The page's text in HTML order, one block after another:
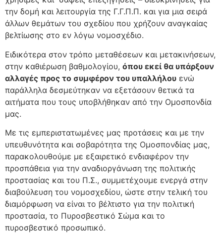
την δομή και λειτουργία της Γ.Γ.Π.Π. και για μια σειρά
άλλων θεμάτων του σχεδίου που χρήζουν αναγκαίας
βελτίωσης στο εν λόγω νομοσχέδιο.
Ειδικότερα στον τρόπο μεταθέσεων και μετακινήσεων,
στην καθιέρωση βαθμολογίου, όπου εκεί θα υπάρξουν
αλλαγές προς το συμφέρον του υπαλλήλου ενώ
παράλληλα δεσμεύτηκαν να εξετάσουν θετικά τα
αιτήματα που τους υποβλήθηκαν από την Ομοσπονδία
μας.
Με τις εμπεριστατωμένες μας προτάσεις και με την
υπευθυνότητα και σοβαρότητα της Ομοσπονδίας μας,
παρακολουθούμε με εξαιρετικό ενδιαφέρον την
προσπάθεια για την αναδιοργάνωση της πολιτικής
προστασίας και του Π.Σ., συμμετέχουμε ενεργά στην
διαβούλευση του νομοσχεδίου, ώστε στην τελική του
διαμόρφωση να είναι το βέλτιστο για την πολιτική
προστασία, το Πυροσβεστικό Σώμα και το
πυροσβεστικό προσωπικό.